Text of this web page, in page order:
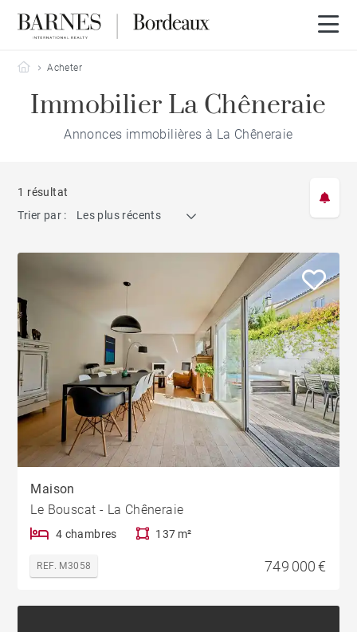
Barnes Bordeaux
Acheter
Immobilier La Chêneraie
Annonces immobilières à La Chêneraie
1 résultat
Trier par :
Les plus récents
Maison
Le Bouscat - La Chêneraie
4 chambres 137 m²
REF. M3058 749 000 €